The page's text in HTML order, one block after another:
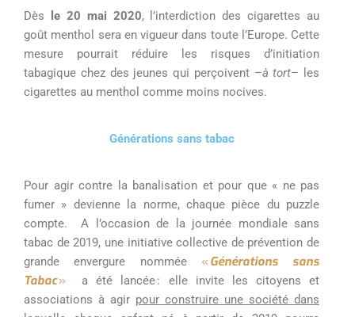
Dès le 20 mai 2020, l’interdiction des cigarettes au
goût menthol sera en vigueur dans toute l’Europe. Cette
mesure pourrait réduire les risques d’initiation
tabagique chez des jeunes qui perçoivent–à tort–
les
cigarettes au menthol comme moins nocives.
Générations sans tabac
Pour agir contre la banalisation et pour que « ne pas
fumer » deviennela norme, chaque pièce du puzzle
compte.
A l’occasion de la journée mondiale sans
tabac de 2019, une initiative collective de prévention de
grande envergure nommée «Générations sans
Tabac» a été lancée : elle invite les citoyens et
associations à agir pour construire une société dans